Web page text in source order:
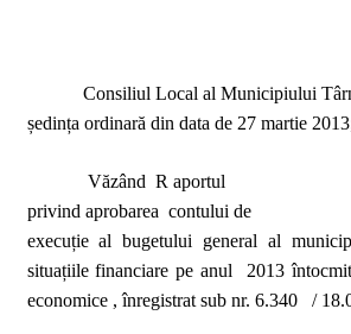
Consiliul Local al Municipiului
ședința ordinară din data de 27 martie
Văzând R aportul
privind aprobarea contului de
execuție al bugetului general al
situațiile financiare pe anul
2013
economice , înregistrat sub nr. 6.340
/